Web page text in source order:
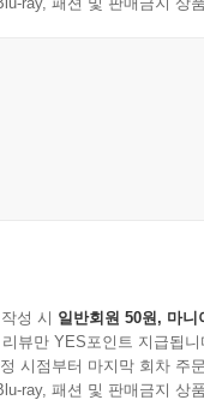
성 시 일반회원 50원, 마니
뷰만 YES포인트 지급됩니
시점부터 마지막 회차 주
ray, 패션 및 판매금지 상